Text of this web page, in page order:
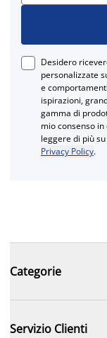
Desidero
personalizzate
e
ispirazioni,
gamma di
mio consenso in
leggere di più
Privacy Policy.
Categorie
Servizio Clienti